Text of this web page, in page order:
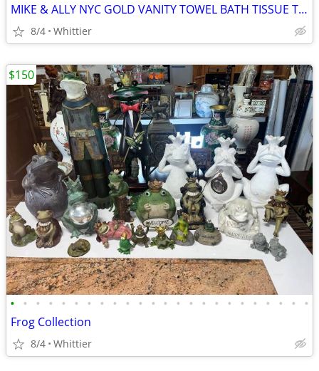
MIKE & ALLY NYC GOLD VANITY TOWEL BATH TISSUE TRAY NAPKIN HOLDER & MORE
8/4 Whittier
• • • • • • • • • • • • • • • • • • • • • • • •
Frog Collection
8/4 Whittier
$150